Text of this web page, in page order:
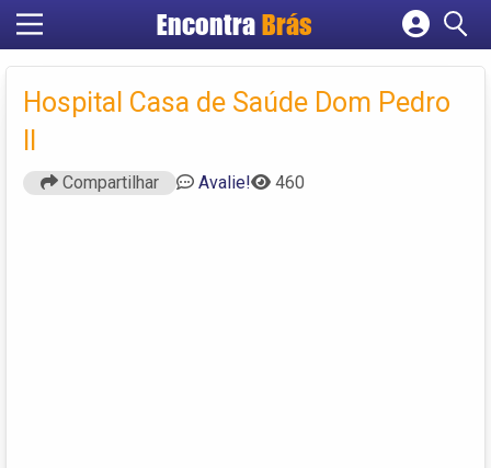
Encontra Brás
Cadastrar empresa
Criar conta
Hospital Casa de Saúde Dom Pedro
II
Compartilhar Avalie! 460